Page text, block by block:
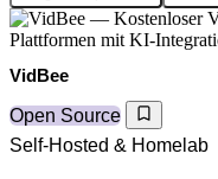
VidBee
Open Source
Self-Hosted & Homelab